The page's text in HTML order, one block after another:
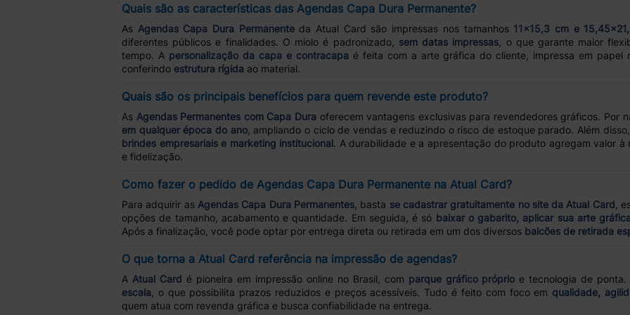
Quais são as características das Agendas Capa Dura Permanente?
As Agendas Capa Dura Permanenteda Atual Card são impressas nos tamanhos 11x15,3 cm e
diferentes públicos e finalidades. O miolo é padronizado, sem datas impressas , o que garante maior
tempo. A personalização da capa e contracapa é feita com a arte gráfica do cliente, impressa em papel
conferindo estrutura rígida ao material.
Quais são os principais benefícios para quem revende este produto?
As Agendas Permanentes com Capa Dura oferecem vantagens exclusivas para revendedores gráficos. Por
em qualquer época do ano, ampliando o ciclo de vendas e reduzindo o risco de estoque parado. Além
brindes empresariais e marketing institucional. A durabilidade e a apresentação do produto agregam valor
e fidelização.
Como fazer o pedido de Agendas Capa Dura Permanente na Atual Card?
Para adquirir as Agendas Capa Dura Permanentes, basta se cadastrar gratuitamente no site da Atual Card ,
opções de tamanho, acabamento e quantidade. Em seguida, é só baixar o gabarito, aplicar sua arte
Após a finalização, você pode optar por entrega direta ou retirada em um dos diversos balcões de retirada
O que torna a Atual Card referência na impressão de agendas?
A Atual Card é pioneira em impressão online no Brasil, com parque gráfico próprio e tecnologia de
escala , o que possibilita prazos reduzidos e preços acessíveis. Tudo é feito com foco em qualidade,
quem atua com revenda gráfica e busca confiabilidade na entrega.